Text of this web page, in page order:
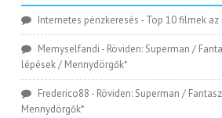
Internetes pénzkeresés - Top 10 filmek az
Memyselfandi - Röviden: Superman /
lépések / Mennydörgők*
Frederico88 - Röviden: Superman /
Mennydörgők*